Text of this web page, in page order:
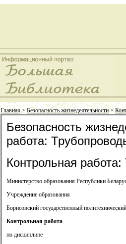
Главная>Безопасность жизнедеятельности>
Безопасность
работа:
Контрольная
Министерство образования Республики
Учреждение образования
Борисовский государственный
Контрольная работа
по дисциплине